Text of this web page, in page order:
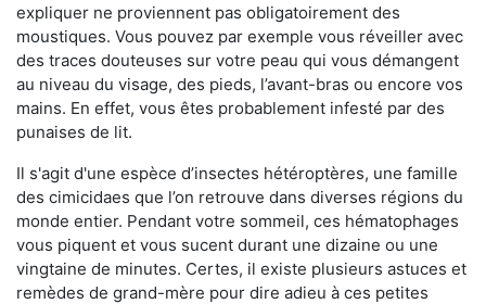
expliquer ne proviennent pas obligatoirement des
moustiques. Vous pouvez par exemple vous réveiller avec
des traces douteuses sur votre peau qui vous démangent
au niveau du visage, des pieds, l’avant-bras ou encore vos
mains. En effet, vous êtes probablement infesté par des
punaises de lit.
Il s'agit d'une espèce d’insectes hétéroptères, une famille
des cimicidaes que l’on retrouve dans diverses régions du
monde entier. Pendant votre sommeil, ces hématophages
vous piquent et vous sucent durant une dizaine ou une
vingtaine de minutes. Certes, il existe plusieurs astuces et
remèdes de grand-mère pour dire adieu à ces petites